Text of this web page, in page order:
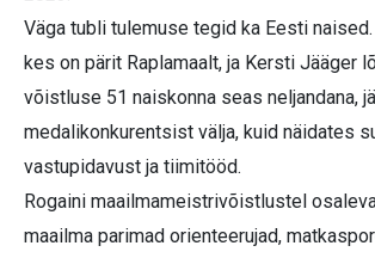
Väga tubli tulemuse tegid ka Eesti
kes on pärit Raplamaalt, ja Kersti Jääger
võistluse 51 naiskonna seas neljandana,
medalikonkurentsist välja, kuid näidates
vastupidavust ja tiimitööd.
Rogaini maailmameistrivõistlustel
maailma parimad orienteerujad,